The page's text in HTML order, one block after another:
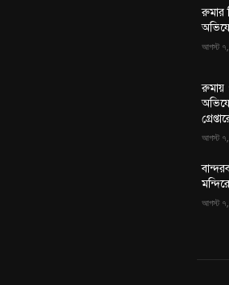
রুমার
আগস্ট
রুমায়
আগস্ট
আগস্ট